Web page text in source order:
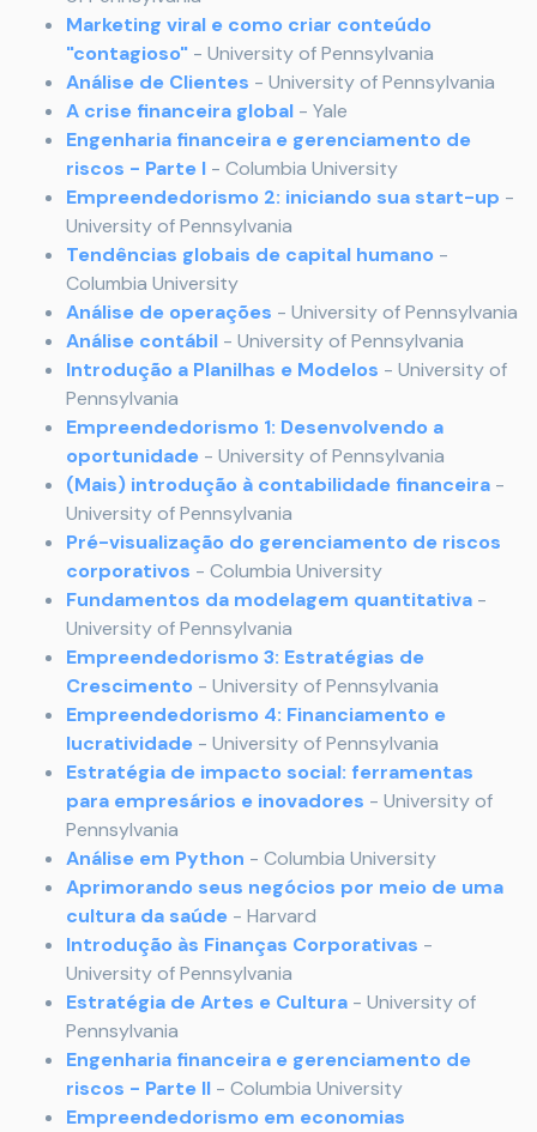
Marketing viral e como criar conteúdo
"contagioso" - University of Pennsylvania
Análise de Clientes - University of Pennsylvania
A crise financeira global - Yale
Engenharia financeira e gerenciamento de
riscos - Parte I - Columbia University
Empreendedorismo 2: iniciando sua start-up -
University of Pennsylvania
Tendências globais de capital humano -
Columbia University
Análise de operações - University of Pennsylvania
Análise contábil - University of Pennsylvania
Introdução a Planilhas e Modelos - University of
Pennsylvania
Empreendedorismo 1: Desenvolvendo a
oportunidade - University of Pennsylvania
(Mais) introdução à contabilidade financeira -
University of Pennsylvania
Pré-visualização do gerenciamento de riscos
corporativos - Columbia University
Fundamentos da modelagem quantitativa -
University of Pennsylvania
Empreendedorismo 3: Estratégias de
Crescimento - University of Pennsylvania
Empreendedorismo 4: Financiamento e
lucratividade - University of Pennsylvania
Estratégia de impacto social: ferramentas
para empresários e inovadores - University of
Pennsylvania
Análise em Python - Columbia University
Aprimorando seus negócios por meio de uma
cultura da saúde - Harvard
Introdução às Finanças Corporativas -
University of Pennsylvania
Estratégia de Artes e Cultura - University of
Pennsylvania
Engenharia financeira e gerenciamento de
riscos - Parte II - Columbia University
Empreendedorismo em economias